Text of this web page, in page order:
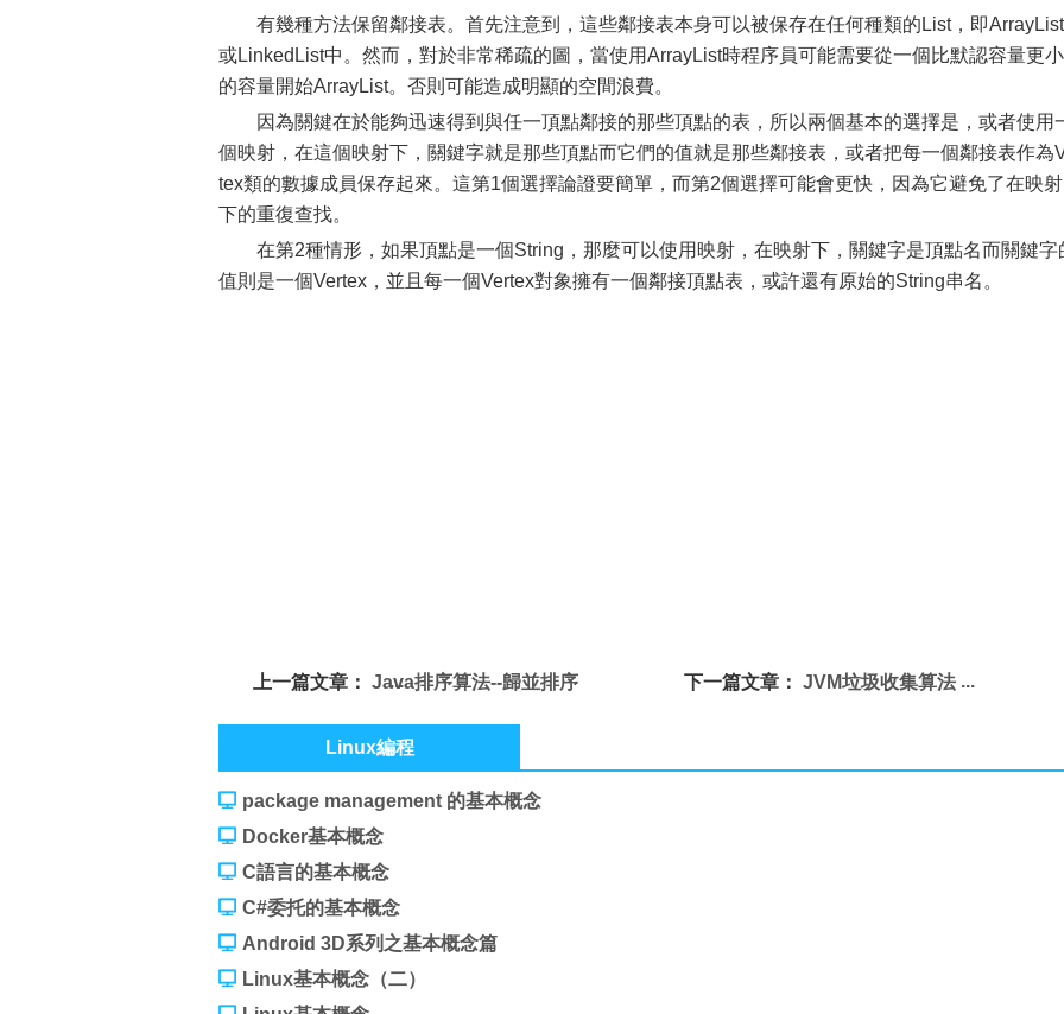
有幾種方法保留鄰接表。首先注意到，這些鄰接表本身可以被保存在任何種類的List，即ArrayList
或LinkedList中。然而，對於非常稀疏的圖，當使用ArrayList時程序員可能需要從一個比默認容量更小
的容量開始ArrayList。否則可能造成明顯的空間浪費。
因為關鍵在於能夠迅速得到與任一頂點鄰接的那些頂點的表，所以兩個基本的選擇是，或者使用
個映射，在這個映射下，關鍵字就是那些頂點而它們的值就是那些鄰接表，或者把每一個鄰接表作為
tex類的數據成員保存起來。這第1個選擇論證要簡單，而第2個選擇可能會更快，因為它避免了在映射
下的重復查找。
在第2種情形，如果頂點是一個String，那麼可以使用映射，在映射下，關鍵字是頂點名而關鍵字
值則是一個Vertex，並且每一個Vertex對象擁有一個鄰接頂點表，或許還有原始的String串名。
上一篇文章：Java排序算法--歸並排序
下一篇文章： JVM垃圾收集算法
Linux編程
package management 的基本概念
Docker基本概念
C語言的基本概念
C#委托的基本概念
Android 3D系列之基本概念篇
Linux基本概念（二）